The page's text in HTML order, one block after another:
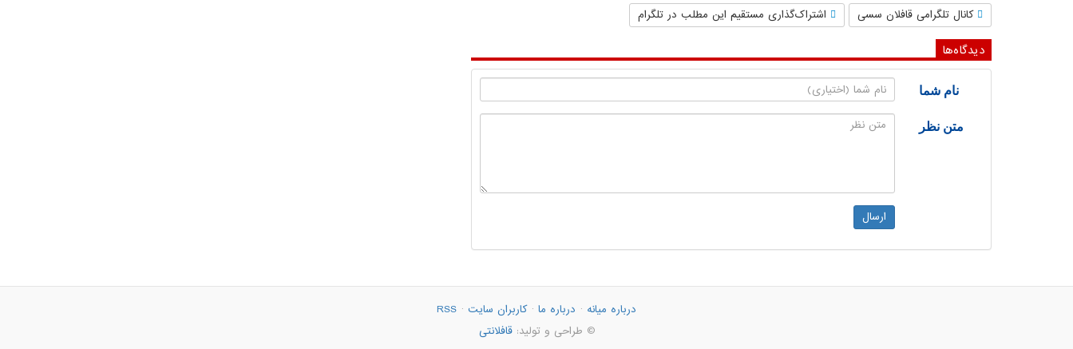
کانال تلگرامی قافلان سسی اشتراک‌گذاری مستقیم این مطلب در تلگرام
دیدگاه‌ها
نام شما
متن نظر
ارسال
درباره میانه · درباره ما ·کاربران سایت ·
RSS
© طراحی و تولید:قافلانتی